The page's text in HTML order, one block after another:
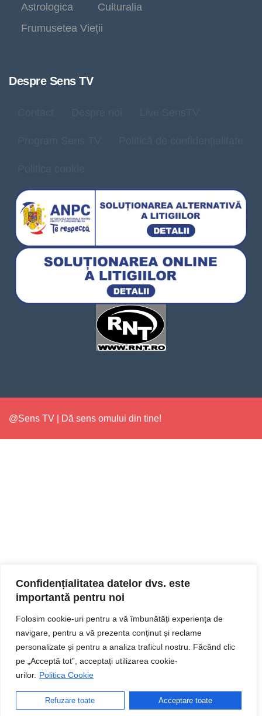
Confidențialitatea datelor dvs. este
importantă pentru noi
Folosim cookie-uri pentru a vă îmbunătăți experiența de
navigare, pentru a vă prezenta conținut și reclame
personalizate și pentru a analiza traficul nostru. Făcând clic
pe „Acceptă tot”, acceptați utilizarea cookie-
urilor. Politica Cookie
Refuzare toate Acceptare toate
Astrologica
Culturalia
Frumusetea Vieții
Despre Sens TV
@Sens TV | Dă sens omului din tine!